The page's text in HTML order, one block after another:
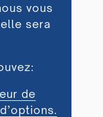
vous
sera
de